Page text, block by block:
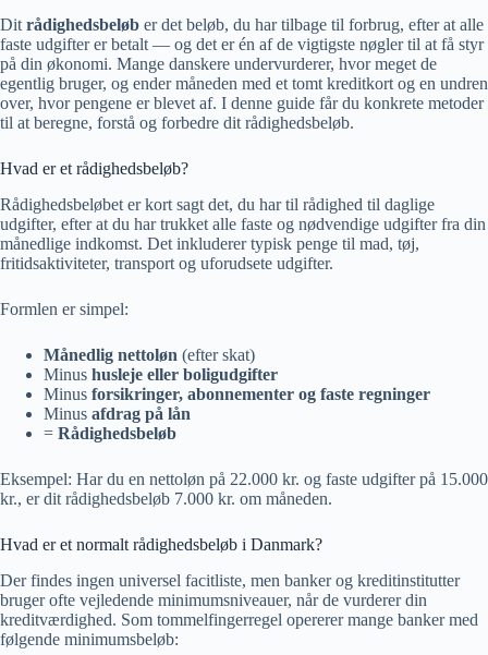
Dit rådighedsbeløb er det beløb, du har tilbage til forbrug, efter at alle
faste udgifter er betalt — og det er én af de vigtigste nøgler til at få styr
på din økonomi. Mange danskere undervurderer, hvor meget de
egentlig bruger, og ender måneden med et tomt kreditkort og en undren
over, hvor pengene er blevet af. I denne guide får du konkrete metoder
til at beregne, forstå og forbedre dit rådighedsbeløb.
Hvad er et rådighedsbeløb?
Rådighedsbeløbet er kort sagt det, du har til rådighed til daglige
udgifter, efter at du har trukket alle faste og nødvendige udgifter fra din
månedlige indkomst. Det inkluderer typisk penge til mad, tøj,
fritidsaktiviteter, transport og uforudsete udgifter.
Formlen er simpel:
Månedlig nettoløn (efter skat)
Minus husleje eller boligudgifter
Minus forsikringer, abonnementer og faste regninger
Minus afdrag på lån
= Rådighedsbeløb
Eksempel: Har du en nettoløn på 22.000 kr. og faste udgifter på 15.000
kr., er dit rådighedsbeløb 7.000 kr. om måneden.
Hvad er et normalt rådighedsbeløb i Danmark?
Der findes ingen universel facitliste, men banker og kreditinstitutter
bruger ofte vejledende minimumsniveauer, når de vurderer din
kreditværdighed. Som tommelfingerregel opererer mange banker med
følgende minimumsbeløb: